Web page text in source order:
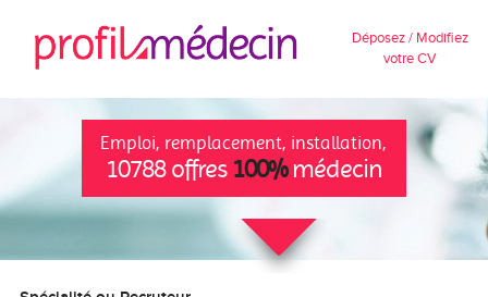
Déposez / Modifiez
votre CV
Emploi, remplacement, installation,
10788 offres 100%médecin